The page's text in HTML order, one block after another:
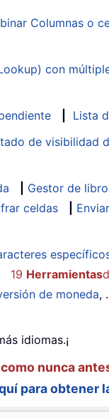
Columnas o
con
Lista
de visibilidad
Gestor de
celdas
19 Herramientas
de moneda,
idiomas.¡
nunca
para obtener